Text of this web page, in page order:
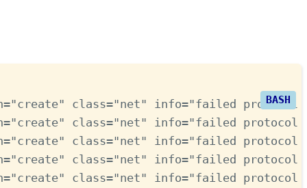
="create" class="net" info="failed protocol
="create" class="net" info="failed protocol
="create" class="net" info="failed protocol
="create" class="net" info="failed protocol
="create" class="net" info="failed protocol